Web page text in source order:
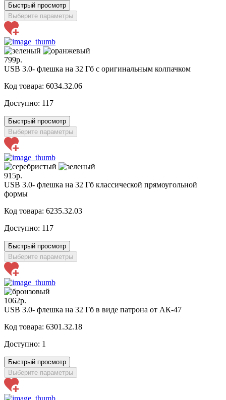
Быстрый просмотр
Выберите параметры
799р.
USB 3.0- флешка на 32 Гб с оригинальным колпачком
Код товара: 6034.32.06
Доступно: 117
Быстрый просмотр
Выберите параметры
915р.
USB 3.0- флешка на 32 Гб классической прямоугольной
формы
Код товара: 6235.32.03
Доступно: 117
Быстрый просмотр
Выберите параметры
1062р.
USB 3.0- флешка на 32 Гб в виде патрона от АК-47
Код товара: 6301.32.18
Доступно: 1
Быстрый просмотр
Выберите параметры